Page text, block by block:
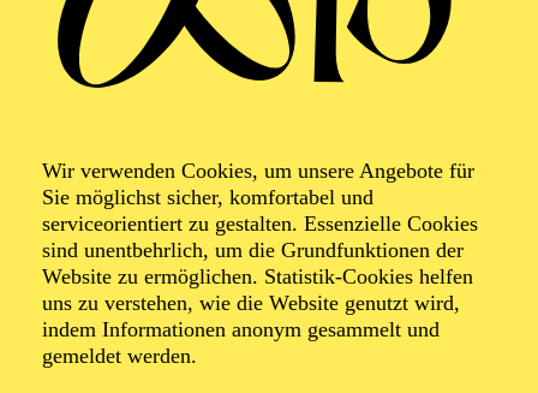
Wir verwenden Cookies, um unsere Angebote für
Sie möglichst sicher, komfortabel und
serviceorientiert zu gestalten. Essenzielle Cookies
sind unentbehrlich, um die Grundfunktionen der
Website zu ermöglichen. Statistik-Cookies helfen
uns zu verstehen, wie die Website genutzt wird,
indem Informationen anonym gesammelt und
gemeldet werden.
Foto: Akademie Musiktheater Heute / Deutsche Bank
Stiftung